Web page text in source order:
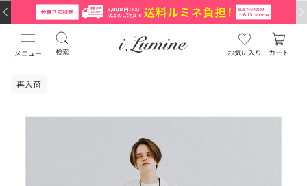
メニュー 検索 お気に入り カート
再入荷